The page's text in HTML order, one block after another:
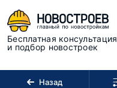
Бесплатная консультация
и подбор новостроек
Назад